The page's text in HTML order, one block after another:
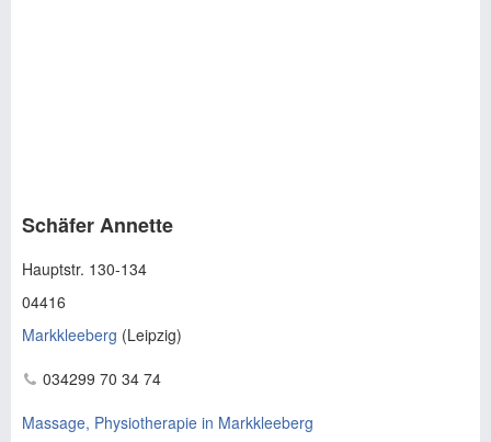
Schäfer Annette
Hauptstr. 130-134
04416
Markkleeberg (Leipzig)
034299 70 34 74
Massage, Physiotherapie in Markkleeberg